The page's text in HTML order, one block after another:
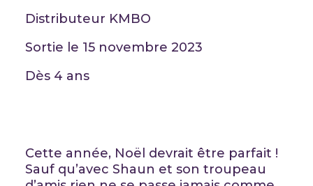
Distributeur KMBO
Sortie le 15 novembre 2023
Dès 4 ans
Cette année, Noël devrait être parfait !
Sauf qu’avec Shaun et son troupeau